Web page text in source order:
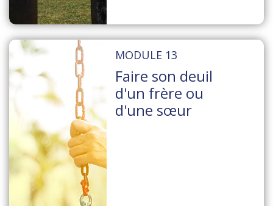
MODULE 13
Faire son deuil
d'un frère ou
d'une sœur